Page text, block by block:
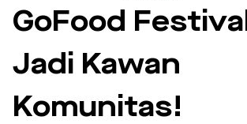
GoFood
Jadi Kawan
Komunitas!